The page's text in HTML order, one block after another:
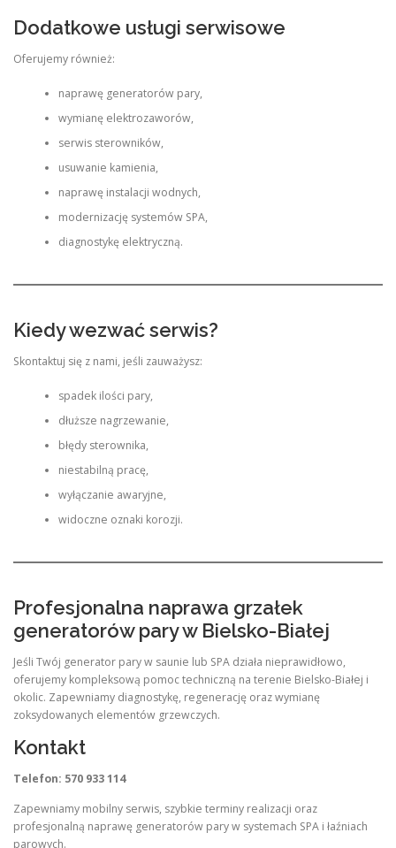
Dodatkowe usługi serwisowe
Oferujemy również:
naprawę generatorów pary,
wymianę elektrozaworów,
serwis sterowników,
usuwanie kamienia,
naprawę instalacji wodnych,
modernizację systemów SPA,
diagnostykę elektryczną.
Kiedy wezwać serwis?
Skontaktuj się z nami, jeśli zauważysz:
spadek ilości pary,
dłuższe nagrzewanie,
błędy sterownika,
niestabilną pracę,
wyłączanie awaryjne,
widoczne oznaki korozji.
Profesjonalna naprawa grzałek
generatorów pary w Bielsko-Białej
Jeśli Twój generator pary w saunie lub SPA działa nieprawidłowo,
oferujemy kompleksową pomoc techniczną na terenie Bielsko-Białej i
okolic. Zapewniamy diagnostykę, regenerację oraz wymianę
zoksydowanych elementów grzewczych.
Kontakt
Telefon: 570 933 114
Zapewniamy mobilny serwis, szybkie terminy realizacji oraz
profesjonalną naprawę generatorów pary w systemach SPA i łaźniach
parowych.